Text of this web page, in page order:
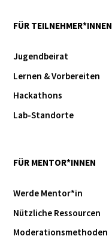
FÜR TEILNEHMER*INNEN
Jugendbeirat
Lernen & Vorbereiten
Hackathons
Lab-Standorte
FÜR MENTOR*INNEN
Werde Mentor*in
Nützliche Ressourcen
Moderationsmethoden